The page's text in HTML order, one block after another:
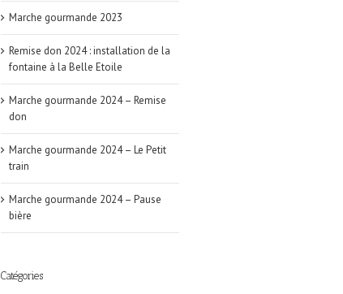
Marche gourmande 2023
Remise don 2024 : installation de la
fontaine à la Belle Etoile
Marche gourmande 2024 – Remise
don
Marche gourmande 2024 – Le Petit
train
Marche gourmande 2024 – Pause
bière
Catégories